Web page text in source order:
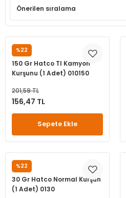
Dolgu Lastikleri
Dolgu Lastikleri
İç Lastikleri
Kapağı
& Spreyler
%22
HATCO
150 Gr Hatco Tl Kamyon
Kurşunu (1 Adet) 010150
201,59 TL
156,47 TL
Sepete Ekle
%22
HATCO
30 Gr Hatco Normal Kurşun
(1 Adet) 0130